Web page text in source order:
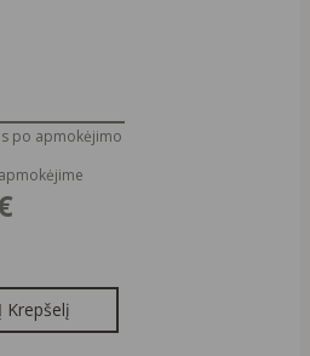
po apmokėjimo
€.
Current
99,00 €.
Į Krepšelį